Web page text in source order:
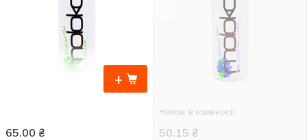
+
65.00 ₴
Немає в наявності
50.15 ₴